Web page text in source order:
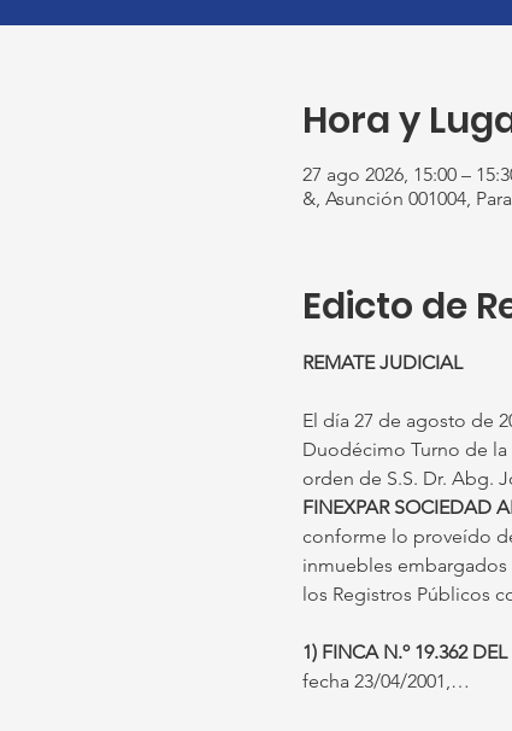
Hora y
27 ago 2026, 15:00 –
&, Asunción 001004,
Edicto de
REMATE JUDICIAL
El día 27 de agosto de
Duodécimo Turno de la
orden de S.S. Dr. Abg.
FINEXPAR SOCIEDAD
conforme lo proveído
inmuebles
los Registros Públicos
1) FINCA N.º 19.362
fecha 23/04/2001,…